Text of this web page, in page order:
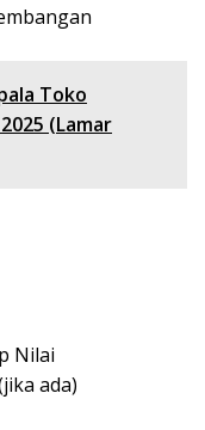
Toko
(Lamar
Nilai
ada)